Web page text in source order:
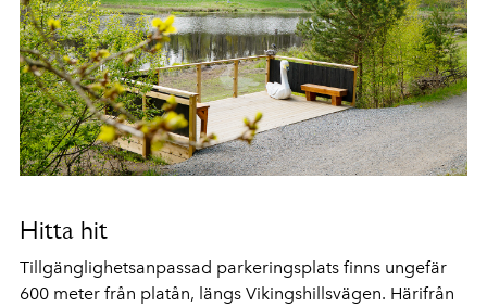
Hitta hit
Tillgänglighetsanpassad parkeringsplats finns ungefär
600 meter från platån, längs Vikingshillsvägen. Härifrån